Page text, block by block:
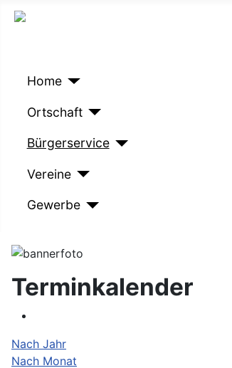
Home
Ortschaft
Bürgerservice
Vereine
Gewerbe
Terminkalender
Nach Jahr
Nach Monat